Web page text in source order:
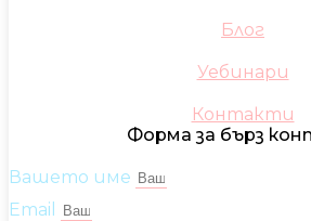
Блог
Уебинари
Контакти
Форма за бърз
Вашето име
Email